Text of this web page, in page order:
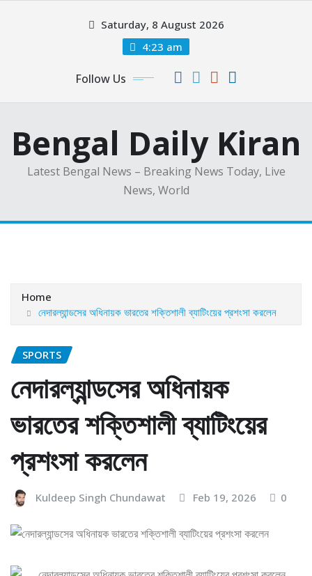
Saturday, 8 August 2026
4:23 am
Follow Us
Bengal Daily Kiran
Latest Bengal News – Breaking News Today, Live
News, World
Home
নেদারল্যান্ডসের অধিনায়ক ভারতের শক্তিশালী ব্যাটিংয়ের প্রশংসা করলেন
SPORTS
নেদারল্যান্ডসের অধিনায়ক
ভারতের শক্তিশালী ব্যাটিংয়ের
প্রশংসা করলেন
Kuldeep Singh Chundawat Feb 19, 2026 0